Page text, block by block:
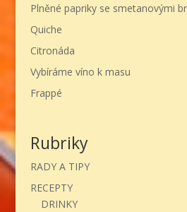
Plněné papriky se smetanovými
Quiche
Citronáda
Vybíráme víno k masu
Frappé
Rubriky
RADY A TIPY
RECEPTY
DRINKY